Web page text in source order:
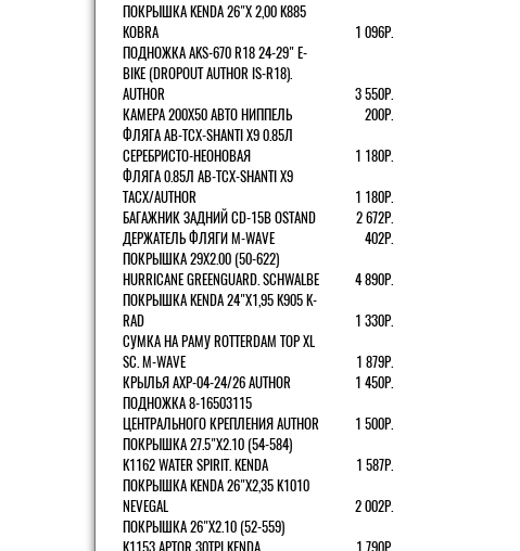
ПОКРЫШКА KENDA 26"Х 2,00 K885
KOBRA
1 096Р.
ПОДНОЖКА AKS-670 R18 24-29" E-
BIKE (DROPOUT AUTHOR IS-R18).
AUTHOR
3 550Р.
КАМЕРА 200Х50 АВТО НИППЕЛЬ
200Р.
ФЛЯГА AB-TCX-SHANTI X9 0.85Л
СЕРЕБРИСТО-НЕОНОВАЯ
1 180Р.
ФЛЯГА 0.85Л AB-TCX-SHANTI X9
TACX/AUTHOR
1 180Р.
БАГАЖНИК ЗАДНИЙ CD-15B OSTAND
2 672Р.
ДЕРЖАТЕЛЬ ФЛЯГИ M-WAVE
402Р.
ПОКРЫШКА 29X2.00 (50-622)
HURRICANE GREENGUARD. SCHWALBE
4 890Р.
ПОКРЫШКА KENDA 24"Х1,95 K905 K-
RAD
1 330Р.
СУМКА НА РАМУ ROTTERDAM TOP XL
SC. M-WAVE
1 879Р.
КРЫЛЬЯ AXP-04-24/26 AUTHOR
1 450Р.
ПОДНОЖКА 8-16503115
ЦЕНТРАЛЬНОГО КРЕПЛЕНИЯ AUTHOR
1 500Р.
ПОКРЫШКА 27.5"Х2.10 (54-584)
K1162 WATER SPIRIT. KENDA
1 587Р.
ПОКРЫШКА KENDA 26"Х2,35 K1010
NEVEGAL
2 002Р.
ПОКРЫШКА 26"Х2.10 (52-559)